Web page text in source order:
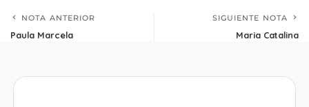
NOTA ANTERIOR
Paula Marcela
SIGUIENTE NOTA
Maria Catalina